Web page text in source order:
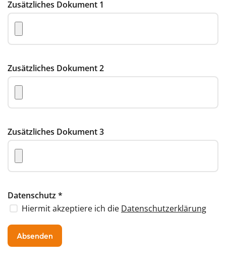
Zusätzliches Dokument 1
Zusätzliches Dokument 2
Zusätzliches Dokument 3
Datenschutz*
Hiermit akzeptiere ich die Datenschutzerklärung